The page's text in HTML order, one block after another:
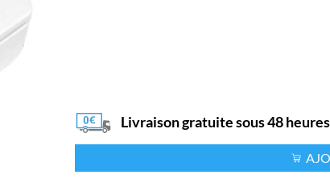
Livraison gratuite sous 48 heures